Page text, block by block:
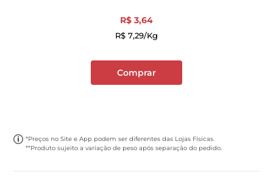
R$ 3,64
R$ 7,29/kg
Comprar
*Preços no Site e App podem ser diferentes das Lojas Físicas.
**Produto sujeito a variação de peso após separação do pedido.